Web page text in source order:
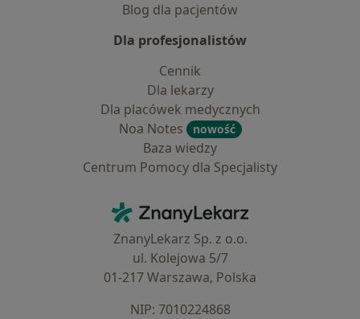
Blog dla pacjentów
Dla profesjonalistów
Cennik
Dla lekarzy
Dla placówek medycznych
Noa Notes
nowość
Baza wiedzy
Centrum Pomocy dla Specjalisty
ZnanyLekarz - Strona główna
ZnanyLekarz Sp. z o.o.
ul. Kolejowa 5/7
01-217 Warszawa, Polska
NIP: ⁠7010224868